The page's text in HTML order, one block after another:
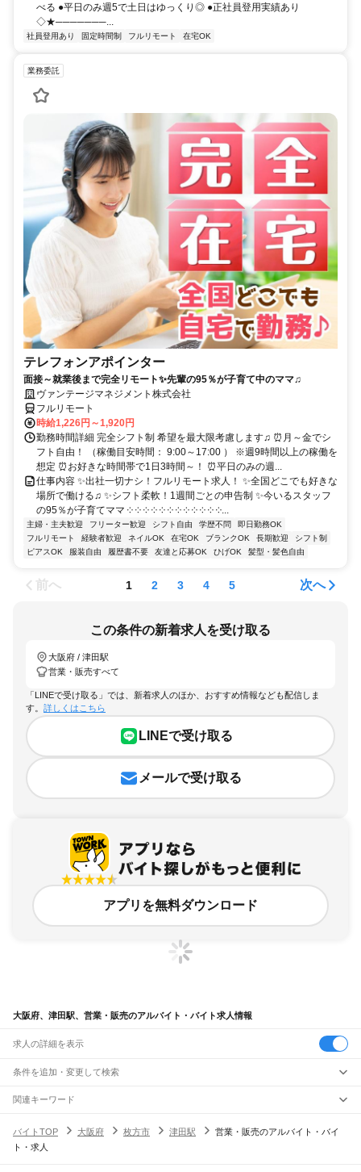
べる ●平日のみ週5で土日はゆっくり◎ ●正社員登用実績あり
◇★───────...
社員登用あり 固定時間制 フルリモート 在宅OK
業務委託
テレフォンアポインター
面接～就業後まで完全リモート✨先輩の95％が子育て中のママ♫
ヴァンテージマネジメント株式会社
フルリモート
時給1,226円～1,920円
勤務時間詳細 完全シフト制 希望を最大限考慮します♫ ⏰月～金でシ
フト自由！ （稼働目安時間： 9:00～17:00 ） ※週9時間以上の稼働を
想定 ⏰お好きな時間帯で1日3時間～！ ⏰平日のみの週...
仕事内容 ✨出社一切ナシ！フルリモート求人！ ✨全国どこでも好きな
場所で働ける♫ ✨シフト柔軟！1週間ごとの申告制 ✨今いるスタッフ
の95％が子育てママ ༶ ༶ ༶ ༶ ༶ ༶ ༶ ༶ ༶ ༶ ༶ ༶...
主婦・主夫歓迎 フリーター歓迎 シフト自由 学歴不問
即日勤務OK
フルリモート
経験者歓迎 ネイルOK 在宅OK ブランクOK 長期歓迎
シフト制
ピアスOK
服装自由 履歴書不要 友達と応募OK ひげOK 髪型・髪色自由
前へ 1 2 3 4 5 次へ
この条件の新着求人を受け取る
大阪府 / 津田駅
営業・販売すべて
「LINEで受け取る」では、新着求人のほか、おすすめ情報なども配信しま
す。 詳しくはこちら
LINEで受け取る
メールで受け取る
アプリを無料ダウンロード
大阪府、津田駅、営業・販売のアルバイト・バイト求人情報
求人の詳細を表示
条件を追加・変更して検索
市区町村を追加・変更
大阪府すべて
大阪市
駅を追加・変更
職種を追加・変更
関連キーワード
バイトTOP
大阪府 枚方市 津田駅
営業・販売のアルバイト・バイ
ト・求人